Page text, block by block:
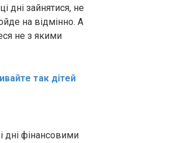
дні зайнятися, не
на відмінно. А
не з якими
так дітей
дні фінансовими